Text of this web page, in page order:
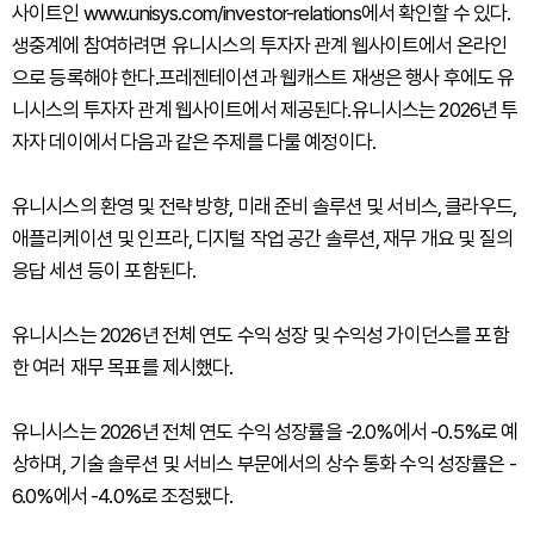
사이트인 www.unisys.com/investor-relations에서 확인할 수 있다.
생중계에 참여하려면 유니시스의 투자자 관계 웹사이트에서 온라인
으로 등록해야 한다.프레젠테이션과 웹캐스트 재생은 행사 후에도 유
니시스의 투자자 관계 웹사이트에서 제공된다.유니시스는 2026년 투
자자 데이에서 다음과 같은 주제를 다룰 예정이다.
유니시스의 환영 및 전략 방향, 미래 준비 솔루션 및 서비스, 클라우드,
애플리케이션 및 인프라, 디지털 작업 공간 솔루션, 재무 개요 및 질의
응답 세션 등이 포함된다.
유니시스는 2026년 전체 연도 수익 성장 및 수익성 가이던스를 포함
한 여러 재무 목표를 제시했다.
유니시스는 2026년 전체 연도 수익 성장률을 -2.0%에서 -0.5%로 예
상하며, 기술 솔루션 및 서비스 부문에서의 상수 통화 수익 성장률은 -
6.0%에서 -4.0%로 조정됐다.